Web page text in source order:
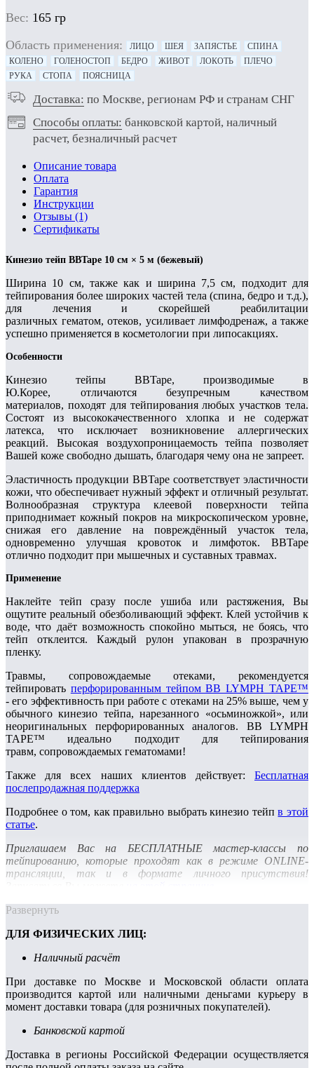
Вес: 165 гр
Область применения:
ЛИЦО ШЕЯ ЗАПЯСТЬЕ
СПИНА
КОЛЕНО
ГОЛЕНОСТОП БЕДРО ЖИВОТ ЛОКОТЬ
ПЛЕЧО
РУКА
СТОПА ПОЯСНИЦА
Доставка: по Москве, регионам РФ и странам СНГ
Способы оплаты: банковской картой, наличный
расчет, безналичный расчет
Описание товара
Оплата
Гарантия
Инструкции
Отзывы (1)
Сертификаты
Кинезио тейп BBTape 10 см × 5 м (бежевый)
Ширина 10 см, также как и ширина 7,5 см, подходит для
тейпирования более широких частей тела (спина, бедро и т.д.),
для лечения и скорейшей реабилитации
различных гематом, отеков, усиливает лимфодренаж, а также
успешно применяется в косметологии при липосакциях.
Особенности
Кинезио тейпы BBTape, производимые в
Ю.Корее, отличаются безупречным качеством
материалов, походят для тейпирования любых участков тела.
Состоят из высококачественного хлопка и не содержат
латекса, что исключает возникновение аллергических
реакций. Высокая воздухопроницаемость тейпа позволяет
Вашей коже свободно дышать, благодаря чему она не запреет.
Эластичность продукции BBTape соответствует эластичности
кожи, что обеспечивает нужный эффект и отличный результат.
Волнообразная структура клеевой поверхности тейпа
приподнимает кожный покров на микроскопическом уровне,
снижая его давление на повреждённый участок тела,
одновременно улучшая кровоток и лимфоток. BBTape
отлично подходит при мышечных и суставных травмах.
Применение
Наклейте тейп сразу после ушиба или растяжения, Вы
ощутите реальный обезболивающий эффект. Клей устойчив к
воде, что даёт возможность спокойно мыться, не боясь, что
тейп отклеится. Каждый рулон упакован в прозрачную
пленку.
Травмы, сопровождаемые отеками, рекомендуется
тейпировать перфорированным тейпом BB LYMPH TAPE™
- его эффективность при работе с отеками на 25% выше, чем у
обычного кинезио тейпа, нарезанного «осьминожкой», или
неоригинальных перфорированных аналогов. BB LYMPH
TAPE™ идеально подходит для тейпирования
травм, сопровождаемых гематомами!
Также для всех наших клиентов действует: Бесплатная
послепродажная поддержка
Подробнее о том, как правильно выбрать кинезио тейпв этой
статье.
Приглашаем Вас на БЕСПЛАТНЫЕ мастер-классы по
тейпированию, которые проходят как в режиме ONLINE-
трансляции, так и в формате личного присутствия!
Развернуть
ДЛЯ ФИЗИЧЕСКИХ ЛИЦ:
Наличный расчёт
При доставке по Москве и Московской области оплата
производится картой или наличными деньгами курьеру в
момент доставки товара (для розничных покупателей).
Банковской картой
Доставка в регионы Российской Федерации осуществляется